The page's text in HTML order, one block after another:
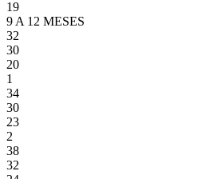
19
9 A 12 MESES
32
30
20
1
34
30
23
2
38
32